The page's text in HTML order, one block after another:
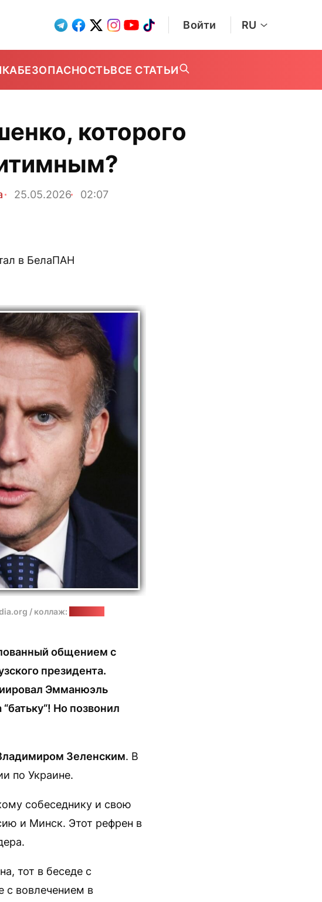
Войти RU
БЕЗОПАСНОСТЬВСЕ СТАТЬИ
которого
25.05.2026 02:07
в БелаПАН
/ коллаж:
общением с
президента.
Эмманюэль
Но позвонил
Зеленским. В
по Украине.
собеседнику и свою
и Минск. Этот рефрен в
тот в беседе с
с вовлечением в